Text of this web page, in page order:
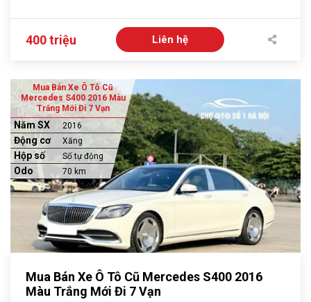
400 triệu Liên hệ
Mua Bán Xe Ô Tô Cũ
Mercedes S400 2016 Màu
Trắng Mới Đi 7 Vạn
Năm SX 2016
Động cơ Xăng
Hộp số Số tự động
Odo 70 km
Mua Bán Xe Ô Tô Cũ Mercedes S400 2016
Màu Trắng Mới Đi 7 Vạn